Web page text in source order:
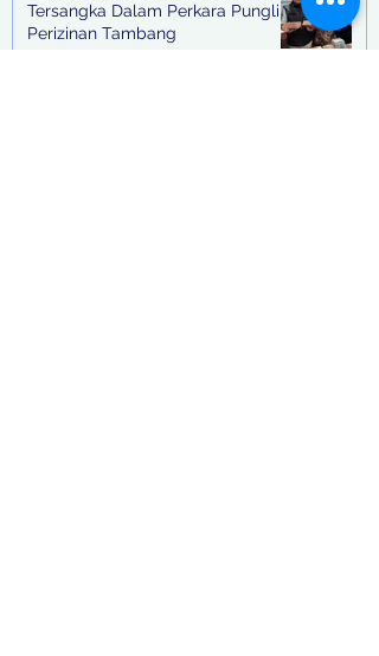
Tersangka Dalam Perkara Pungli
Perizinan Tambang